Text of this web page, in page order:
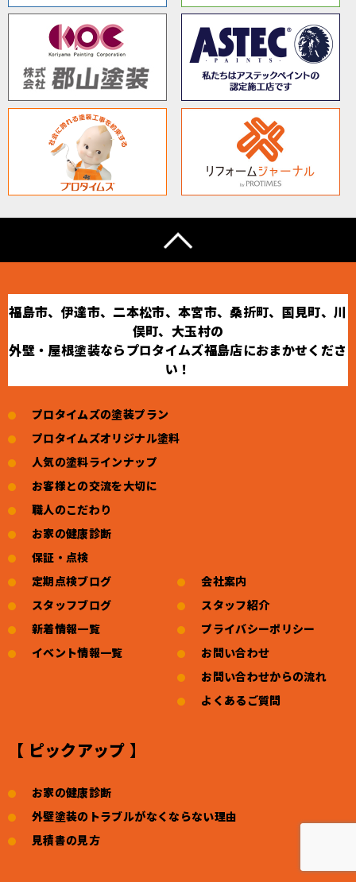
福島市、伊達市、二本松市、本宮市、桑折町、国見町、川
俣町、大玉村の
外壁・屋根塗装ならプロタイムズ福島店におまかせくださ
い！
プロタイムズの塗装プラン
プロタイムズオリジナル塗料
人気の塗料ラインナップ
お客様との交流を大切に
職人のこだわり
お家の健康診断
保証・点検
定期点検ブログ
スタッフブログ
新着情報一覧
イベント情報一覧
会社案内
スタッフ紹介
プライバシーポリシー
お問い合わせ
お問い合わせからの流れ
よくあるご質問
【 ピックアップ 】
お家の健康診断
外壁塗装のトラブルがなくならない理由
見積書の見方